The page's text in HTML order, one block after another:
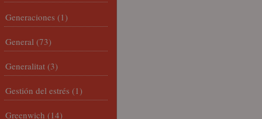
Generaciones (1)
General (73)
Generalitat (3)
Gestión del estrés (1)
Greenwich (14)